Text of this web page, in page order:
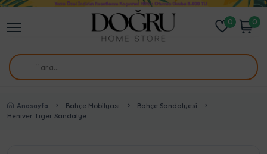
0 0
Anasayfa Bahçe Mobilyası
Bahçe Sandalyesi
Heniver Tiger Sandalye